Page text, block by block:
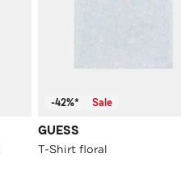
-42%* Sale
GUESS
T-Shirt floral